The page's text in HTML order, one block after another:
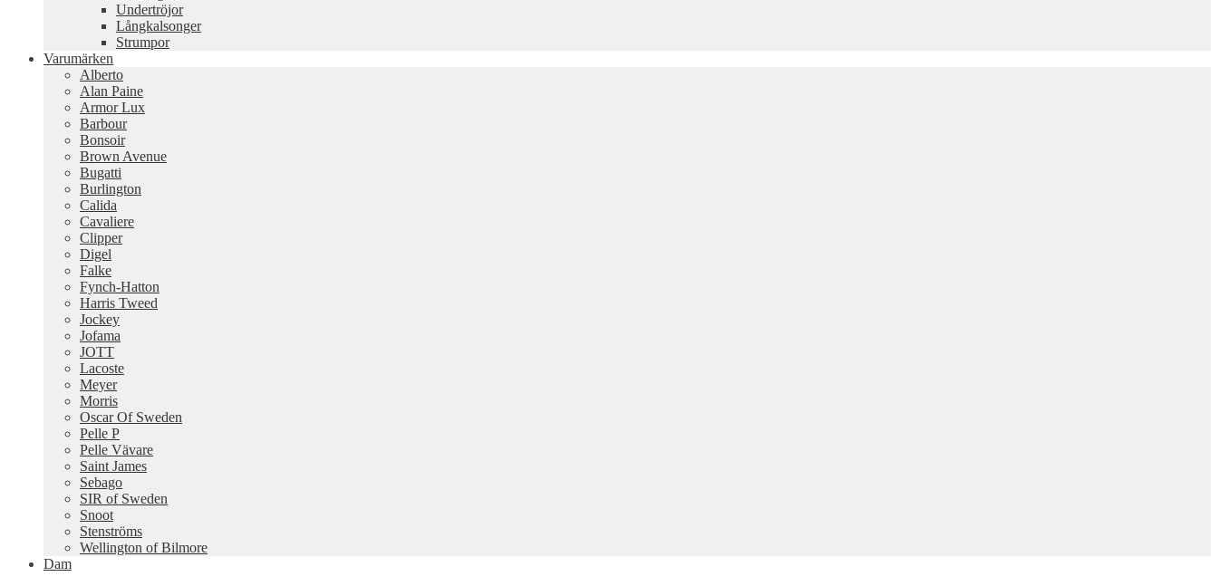
Undertröjor
Långkalsonger
Strumpor
Varumärken
Alberto
Alan Paine
Armor Lux
Barbour
Bonsoir
Brown Avenue
Bugatti
Burlington
Calida
Cavaliere
Clipper
Digel
Falke
Fynch-Hatton
Harris Tweed
Jockey
Jofama
JOTT
Lacoste
Meyer
Morris
Oscar Of Sweden
Pelle P
Pelle Vävare
Saint James
Sebago
SIR of Sweden
Snoot
Stenströms
Wellington of Bilmore
Dam